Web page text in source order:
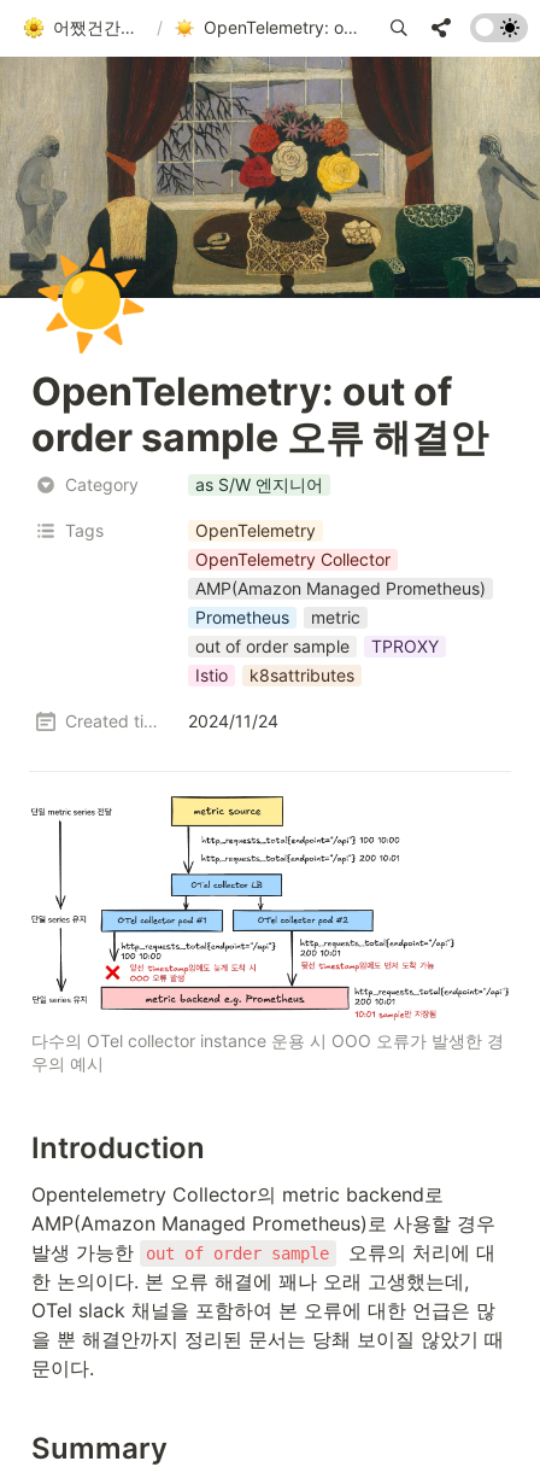
어쨌건간에 흘러가는 者 / OpenTelemetry: out of order sample 오류 해결안
☀️
OpenTelemetry: out of
order sample 오류 해결안
Category as S/W 엔지니어
Tags
OpenTelemetry
OpenTelemetry Collector
AMP(Amazon Managed Prometheus)
Prometheus
metric
out of order sample
TPROXY
Istio
k8sattributes
Created time 2024/11/24
다수의 OTel collector instance 운용 시 OOO 오류가 발생한 경
우의 예시
Introduction
Opentelemetry Collector의 metric backend로
AMP(Amazon Managed Prometheus)로 사용할 경우
발생 가능한
out of order sample
  오류의 처리에 대
한 논의이다. 본 오류 해결에 꽤나 오래 고생했는데,
OTel slack 채널을 포함하여 본 오류에 대한 언급은 많
을 뿐 해결안까지 정리된 문서는 당쵀 보이질 않았기 때
문이다.
Summary